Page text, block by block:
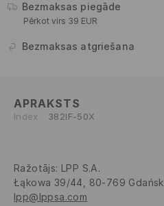
Bezmaksas piegāde
Pērkot virs 39 EUR
Bezmaksas atgriešana
APRAKSTS
Index 382IF-50X
Ražotājs: LPP S.A.
Łąkowa 39/44, 80-769 Gdańsk
lpp@lppsa.com